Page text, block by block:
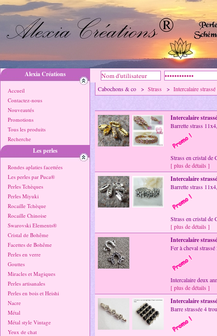
Alexia Créations
Accueil
Contactez-nous
Nouveautés
Promotions
Tous les produits
Recherche
Les perles
Rondes aplaties facettées
Les perles par Puca®
Perles Tchèques
Perles Miyuki
Rocaille Tchèque
Rocaille Chinoise
Swarovski Elements®
Cristal de Bohême
Facettes de Bohême
Perles en verre
Gouttes
Miracles et Magiques
Perles artisanales
Perles en bois et Heishi
Nacre
Métal
Métal style Vintage
Yeux de chat
Cabochons & co > Strass > Intercalaire strassé
Intercalaire strassé
Barrette strass
Strass en cristal de
[ plus de détails ]
Intercalaire strassé
Barrette strass
Strass en cristal de
[ plus de détails ]
Intercalaire strassé
Fer à cheval
Intercalaire deux
[ plus de détails ]
Intercalaire strassé
Barre strassée 4